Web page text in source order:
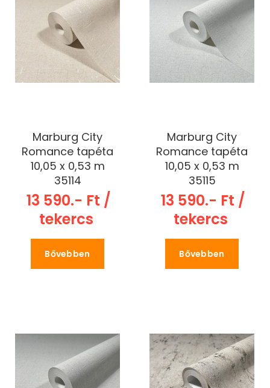
Marburg City
Romance tapéta
10,05 x 0,53 m
35114
13 590.- Ft /
tekercs
Bővebben
Marburg City
Romance tapéta
10,05 x 0,53 m
35115
13 590.- Ft /
tekercs
Bővebben